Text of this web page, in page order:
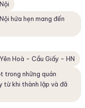
hứa hẹn mang đến
Hoà - Cầu Giấy - HN
trong những quán
từ khi thành lập và đã